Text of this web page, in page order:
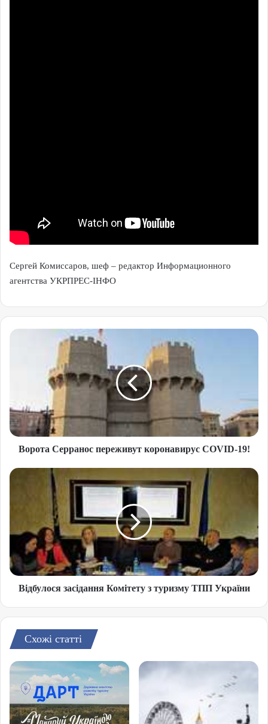
Сергей Комиссаров, шеф – редактор Информационного
агентства УКРПРЕС-ІНФО
Ворота Серранос переживут коронавирус COVID-19!
Відбулося засідання Комітету з туризму ТПП України
Схожі статті